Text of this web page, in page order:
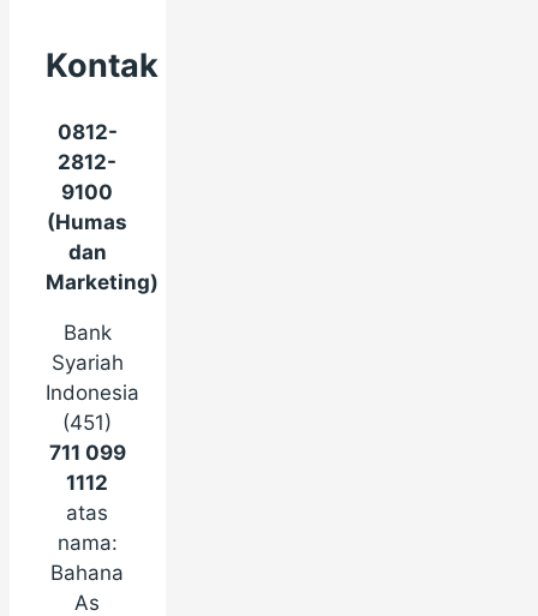
Kontak
0812-
2812-
9100
(Humas
dan
Marketing)
Bank
Syariah
Indonesia
(451)
711 099
1112
atas
nama:
Bahana
As